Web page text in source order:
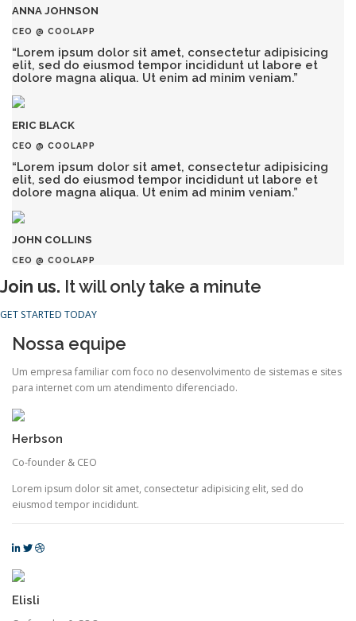
ANNA JOHNSON
CEO @ COOLAPP
“Lorem ipsum dolor sit amet, consectetur adipisicing
elit, sed do eiusmod tempor incididunt ut labore et
dolore magna aliqua. Ut enim ad minim veniam.”
ERIC BLACK
CEO @ COOLAPP
“Lorem ipsum dolor sit amet, consectetur adipisicing
elit, sed do eiusmod tempor incididunt ut labore et
dolore magna aliqua. Ut enim ad minim veniam.”
JOHN COLLINS
CEO @ COOLAPP
Join us. It will only take a minute
GET STARTED TODAY
Nossa equipe
Um empresa familiar com foco no desenvolvimento de sistemas e sites
para internet com um atendimento diferenciado.
Herbson
Co-founder & CEO
Lorem ipsum dolor sit amet, consectetur adipisicing elit, sed do
eiusmod tempor incididunt.
Elisli